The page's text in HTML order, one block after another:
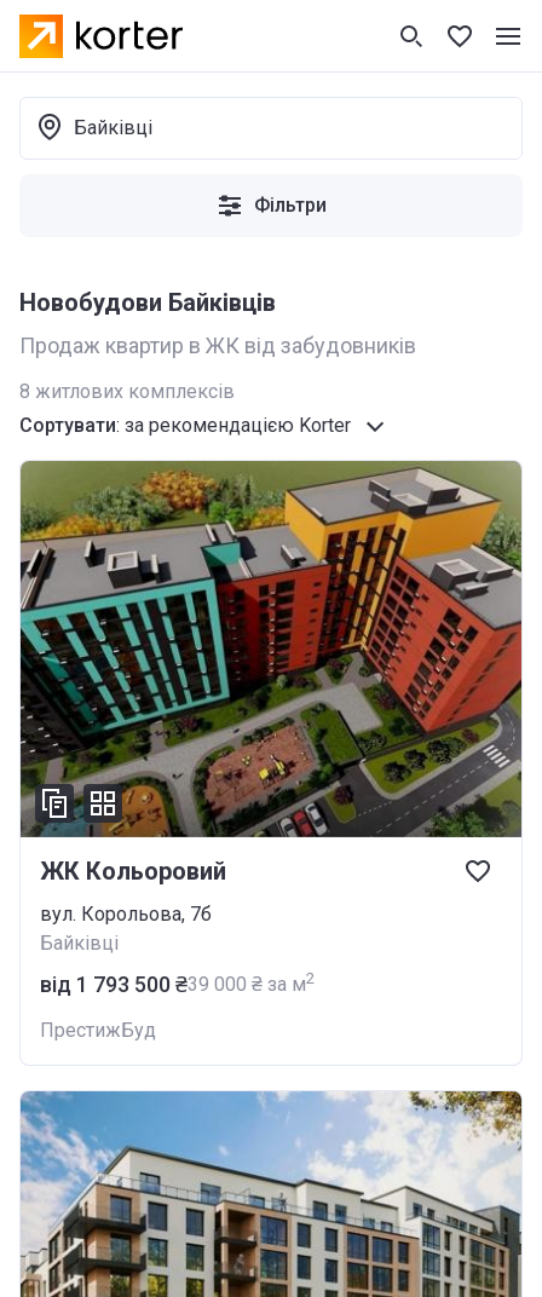
Байківці
Фільтри
Новобудови Байківців
Продаж квартир в ЖК від забудовників
8 житлових комплексів
Сортувати: за рекомендацією Korter
ЖК Кольоровий
вул. Корольова, 7б
Байківці
від ‍1 793 500 ₴‍39 000 ₴ за м2
ПрестижБуд